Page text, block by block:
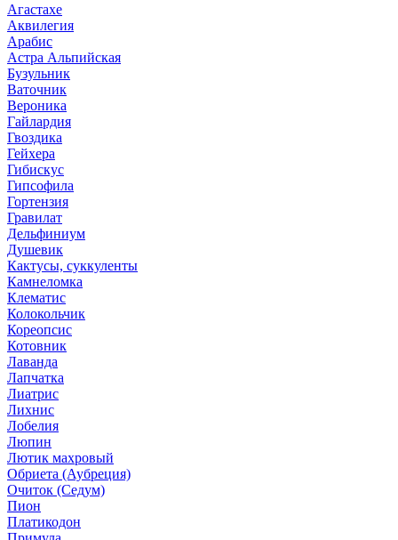
Агастахе
Аквилегия
Арабис
Астра Альпийская
Бузульник
Ваточник
Вероника
Гайлардия
Гвоздика
Гейхера
Гибискус
Гипсофила
Гортензия
Гравилат
Дельфиниум
Душевик
Кактусы, суккуленты
Камнеломка
Клематис
Колокольчик
Кореопсис
Котовник
Лаванда
Лапчатка
Лиатрис
Лихнис
Лобелия
Люпин
Лютик махровый
Обриета (Аубреция)
Очиток (Седум)
Пион
Платикодон